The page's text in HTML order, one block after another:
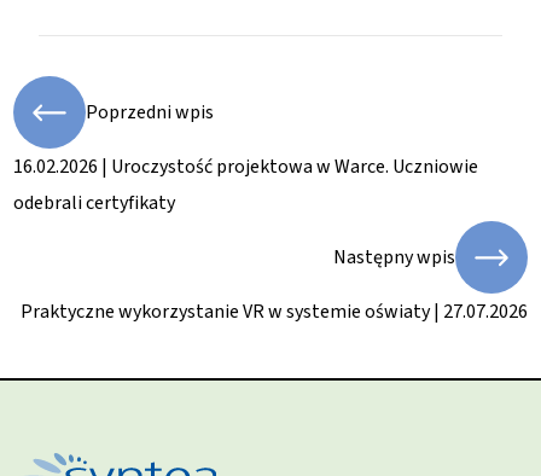
Poprzedni wpis
16.02.2026 | Uroczystość projektowa w Warce. Uczniowie
odebrali certyfikaty
Następny wpis
Praktyczne wykorzystanie VR w systemie oświaty | 27.07.2026